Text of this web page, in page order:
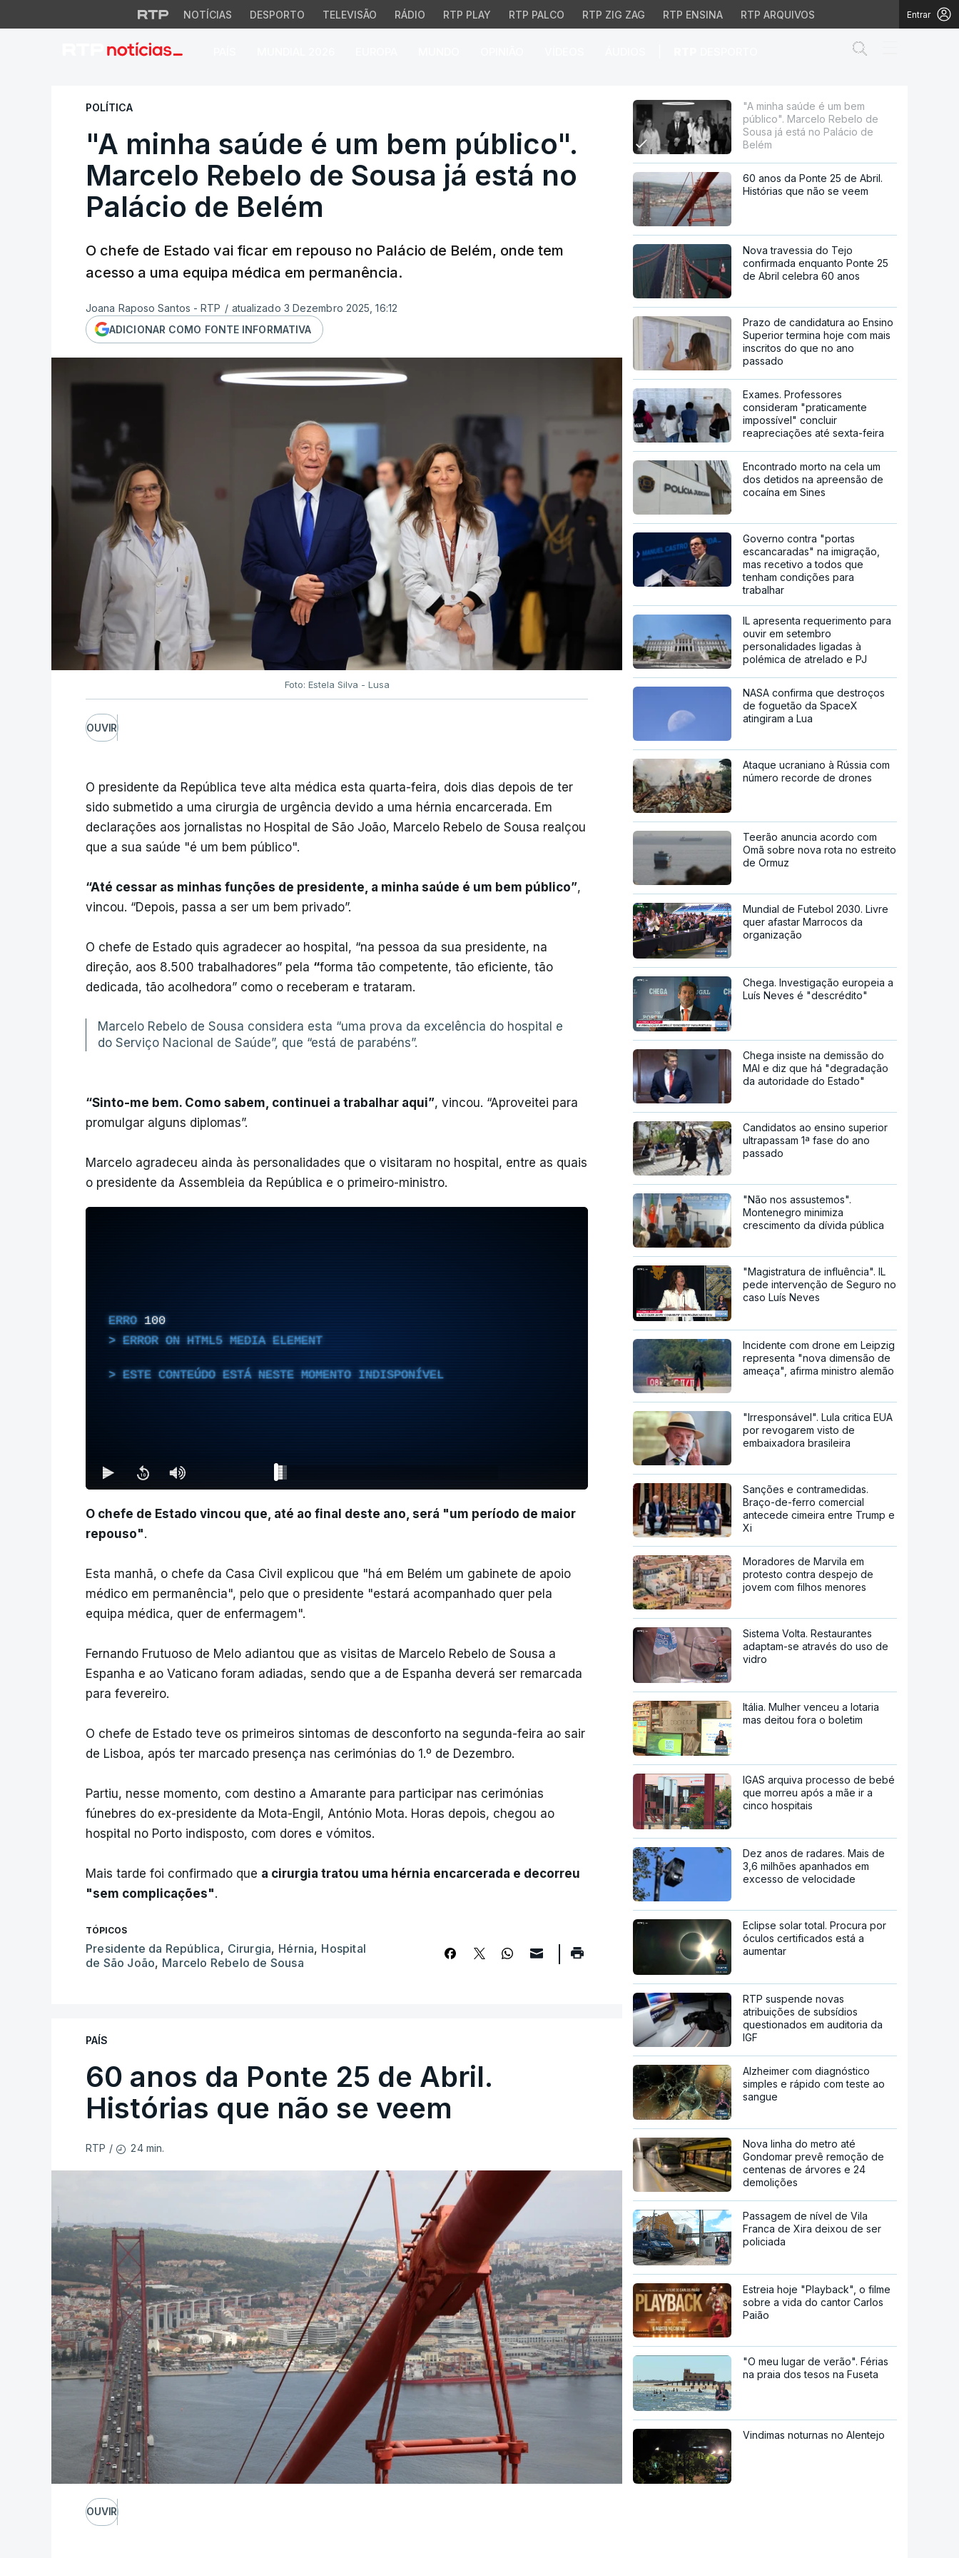
NOTÍCIAS DESPORTO TELEVISÃO RÁDIO RTP PLAY RTP PALCO RTP ZIG ZAG RTP ENSINA RTP ARQUIVOS Entrar
"A minha saúde é um bem público". Marcelo Rebelo de Sousa já
POLÍTICA
"A minha saúde é um bem público".
Marcelo Rebelo de Sousa já está no
Palácio de Belém
O chefe de Estado vai ficar em repouso no Palácio de Belém, onde tem
acesso a uma equipa médica em permanência.
Joana Raposo Santos - RTP / atualizado 3 Dezembro 2025, 16:12
ADICIONAR COMO FONTE INFORMATIVA
Foto: Estela Silva - Lusa
OUVIR
O presidente da República teve alta médica esta quarta-feira, dois dias depois de ter
sido submetido a uma cirurgia de urgência devido a uma hérnia encarcerada. Em
declarações aos jornalistas no Hospital de São João, Marcelo Rebelo de Sousa realçou
que a sua saúde "é um bem público".
“Até cessar as minhas funções de presidente, a minha saúde é um bem público”,
vincou. “Depois, passa a ser um bem privado”.
O chefe de Estado quis agradecer ao hospital, “na pessoa da sua presidente, na
direção, aos 8.500 trabalhadores” pela “forma tão competente, tão eficiente, tão
dedicada, tão acolhedora” como o receberam e trataram.
Marcelo Rebelo de Sousa considera esta “uma prova da excelência do hospital e
do Serviço Nacional de Saúde”, que “está de parabéns”.
“Sinto-me bem. Como sabem, continuei a trabalhar aqui”, vincou. “Aproveitei para
promulgar alguns diplomas”.
Marcelo agradeceu ainda às personalidades que o visitaram no hospital, entre as quais
o presidente da Assembleia da República e o primeiro-ministro.
ERRO 100
ERROR ON HTML5 MEDIA ELEMENT
ESTE CONTEÚDO ESTÁ NESTE MOMENTO INDISPONÍVEL
O chefe de Estado vincou que, até ao final deste ano, será "um período de maior
repouso".
Esta manhã, o chefe da Casa Civil explicou que "há em Belém um gabinete de apoio
médico em permanência", pelo que o presidente "estará acompanhado quer pela
equipa médica, quer de enfermagem".
Fernando Frutuoso de Melo adiantou que as visitas de Marcelo Rebelo de Sousa a
Espanha e ao Vaticano foram adiadas, sendo que a de Espanha deverá ser remarcada
para fevereiro.
O chefe de Estado teve os primeiros sintomas de desconforto na segunda-feira ao sair
de Lisboa, após ter marcado presença nas cerimónias do 1.º de Dezembro.
Partiu, nesse momento, com destino a Amarante para participar nas cerimónias
fúnebres do ex-presidente da Mota-Engil, António Mota. Horas depois, chegou ao
hospital no Porto indisposto, com dores e vómitos.
Mais tarde foi confirmado que a cirurgia tratou uma hérnia encarcerada e decorreu
"sem complicações".
TÓPICOS
Presidente da República, Cirurgia, Hérnia, Hospital
de São João, Marcelo Rebelo de Sousa
PAÍS
60 anos da Ponte 25 de Abril.
Histórias que não se veem
RTP / 24 min.
OUVIR
"A minha saúde é um bem
público". Marcelo Rebelo de
Sousa já está no Palácio de
Belém
60 anos da Ponte 25 de Abril.
Histórias que não se veem
Nova travessia do Tejo
confirmada enquanto Ponte 25
de Abril celebra 60 anos
Prazo de candidatura ao Ensino
Superior termina hoje com mais
inscritos do que no ano
passado
Exames. Professores
consideram "praticamente
impossível" concluir
reapreciações até sexta-feira
Encontrado morto na cela um
dos detidos na apreensão de
cocaína em Sines
Governo contra "portas
escancaradas" na imigração,
mas recetivo a todos que
tenham condições para
trabalhar
IL apresenta requerimento para
ouvir em setembro
personalidades ligadas à
polémica de atrelado e PJ
NASA confirma que destroços
de foguetão da SpaceX
atingiram a Lua
Ataque ucraniano à Rússia com
número recorde de drones
Teerão anuncia acordo com
Omã sobre nova rota no estreito
de Ormuz
Mundial de Futebol 2030. Livre
quer afastar Marrocos da
organização
Chega. Investigação europeia a
Luís Neves é "descrédito"
Chega insiste na demissão do
MAI e diz que há "degradação
da autoridade do Estado"
Candidatos ao ensino superior
ultrapassam 1ª fase do ano
passado
"Não nos assustemos".
Montenegro minimiza
crescimento da dívida pública
"Magistratura de influência". IL
pede intervenção de Seguro no
caso Luís Neves
Incidente com drone em Leipzig
representa "nova dimensão de
ameaça", afirma ministro alemão
"Irresponsável". Lula critica EUA
por revogarem visto de
embaixadora brasileira
Sanções e contramedidas.
Braço-de-ferro comercial
antecede cimeira entre Trump e
Xi
Moradores de Marvila em
protesto contra despejo de
jovem com filhos menores
Sistema Volta. Restaurantes
adaptam-se através do uso de
vidro
Itália. Mulher venceu a lotaria
mas deitou fora o boletim
IGAS arquiva processo de bebé
que morreu após a mãe ir a
cinco hospitais
Dez anos de radares. Mais de
3,6 milhões apanhados em
excesso de velocidade
Eclipse solar total. Procura por
óculos certificados está a
aumentar
RTP suspende novas
atribuições de subsídios
questionados em auditoria da
IGF
Alzheimer com diagnóstico
simples e rápido com teste ao
sangue
Nova linha do metro até
Gondomar prevê remoção de
centenas de árvores e 24
demolições
Passagem de nível de Vila
Franca de Xira deixou de ser
policiada
Estreia hoje "Playback", o filme
sobre a vida do cantor Carlos
Paião
"O meu lugar de verão". Férias
na praia dos tesos na Fuseta
Vindimas noturnas no Alentejo